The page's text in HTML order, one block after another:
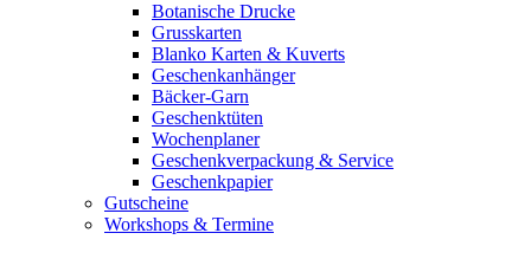
Botanische Drucke
Grusskarten
Blanko Karten & Kuverts
Geschenkanhänger
Bäcker-Garn
Geschenktüten
Wochenplaner
Geschenkverpackung & Service
Geschenkpapier
Gutscheine
Workshops & Termine